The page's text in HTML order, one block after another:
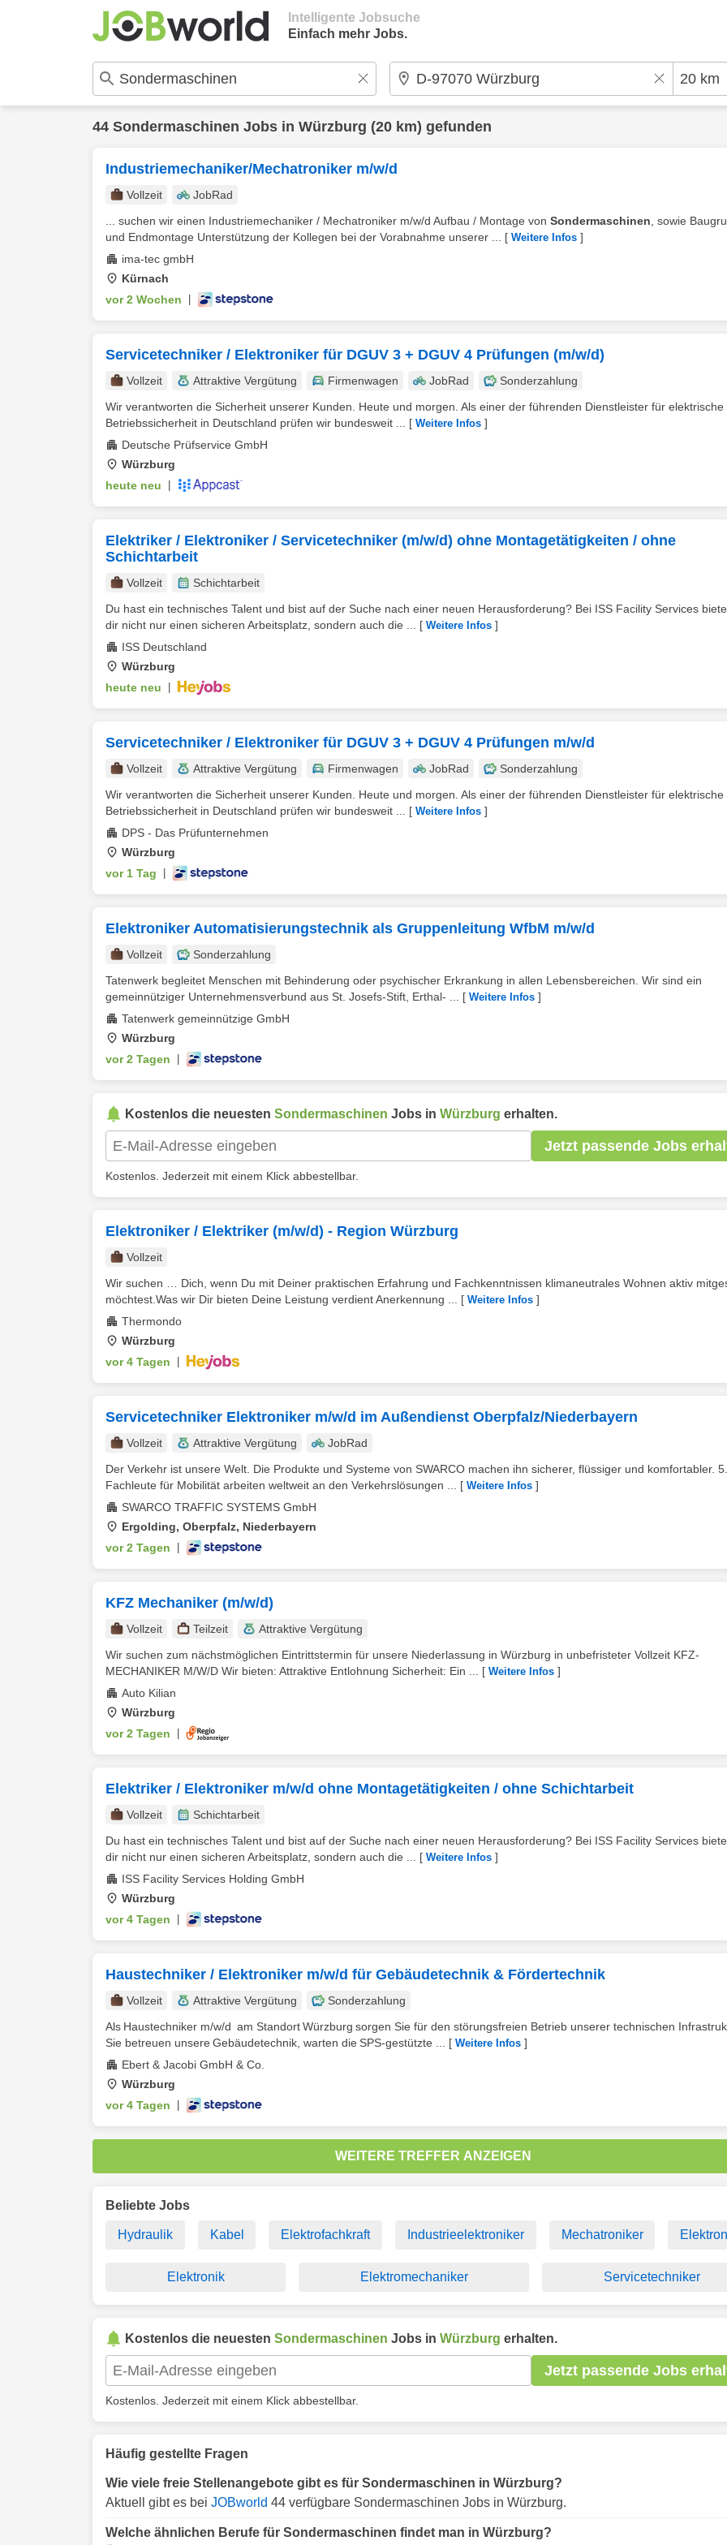
Intelligente Jobsuche
Einfach mehr Jobs.
44 Sondermaschinen Jobs in Würzburg (20 km) gefunden
Industriemechaniker/Mechatroniker m/w/d
Vollzeit
JobRad
... suchen wir einen Industriemechaniker / Mechatroniker m/w/d Aufbau / Montage von Sondermaschinen , sowie
und Endmontage Unterstützung der Kollegen bei der Vorabnahme unserer ...
[ Weitere Infos ]
ima-tec gmbH
Kürnach
vor 2 Wochen
Servicetechniker / Elektroniker für DGUV 3 + DGUV 4 Prüfungen (m/w/d)
Vollzeit Attraktive Vergütung Firmenwagen JobRad
Sonderzahlung
Wir verantworten die Sicherheit unserer Kunden. Heute und morgen. Als einer der führenden Dienstleister für elektrische
Betriebssicherheit in Deutschland prüfen wir bundesweit ...
[ Weitere Infos ]
Deutsche Prüfservice GmbH
Würzburg
heute neu
Elektriker / Elektroniker / Servicetechniker (m/w/d) ohne Montagetätigkeiten / ohne
Schichtarbeit
Vollzeit
Schichtarbeit
Du hast ein technisches Talent und bist auf der Suche nach einer neuen Herausforderung? Bei ISS Facility Services
dir nicht nur einen sicheren Arbeitsplatz, sondern auch die ...
[ Weitere Infos ]
ISS Deutschland
Würzburg
heute neu
Servicetechniker / Elektroniker für DGUV 3 + DGUV 4 Prüfungen m/w/d
Vollzeit Attraktive Vergütung Firmenwagen JobRad
Sonderzahlung
Wir verantworten die Sicherheit unserer Kunden. Heute und morgen. Als einer der führenden Dienstleister für elektrische
Betriebssicherheit in Deutschland prüfen wir bundesweit ...
[ Weitere Infos ]
DPS - Das Prüfunternehmen
Würzburg
vor 1 Tag
Elektroniker Automatisierungstechnik als Gruppenleitung WfbM m/w/d
Vollzeit
Sonderzahlung
Tatenwerk begleitet Menschen mit Behinderung oder psychischer Erkrankung in allen Lebensbereichen. Wir sind ein
gemeinnütziger Unternehmensverbund aus St. Josefs-Stift, Erthal- ...
[ Weitere Infos ]
Tatenwerk gemeinnützige GmbH
Würzburg
vor 2 Tagen
Kostenlos die neuesten Sondermaschinen Jobs in Würzburg erhalten.
Jetzt passende Jobs
Kostenlos. Jederzeit mit einem Klick abbestellbar.
Elektroniker / Elektriker (m/w/d) - Region Würzburg
Vollzeit
Wir suchen … Dich, wenn Du mit Deiner praktischen Erfahrung und Fachkenntnissen klimaneutrales Wohnen aktiv
möchtest.Was wir Dir bieten Deine Leistung verdient Anerkennung ...
[ Weitere Infos ]
Thermondo
Würzburg
vor 4 Tagen
Servicetechniker Elektroniker m/w/d im Außendienst Oberpfalz/Niederbayern
Vollzeit Attraktive Vergütung
JobRad
Der Verkehr ist unsere Welt. Die Produkte und Systeme von SWARCO machen ihn sicherer, flüssiger und komfortabler.
Fachleute für Mobilität arbeiten weltweit an den Verkehrslösungen ...
[ Weitere Infos ]
SWARCO TRAFFIC SYSTEMS GmbH
Ergolding, Oberpfalz, Niederbayern
vor 2 Tagen
KFZ Mechaniker (m/w/d)
Vollzeit Teilzeit
Attraktive Vergütung
Wir suchen zum nächstmöglichen Eintrittstermin für unsere Niederlassung in Würzburg in unbefristeter Vollzeit KFZ-
MECHANIKER M/W/D Wir bieten: Attraktive Entlohnung Sicherheit: Ein ...
[ Weitere Infos ]
Auto Kilian
Würzburg
vor 2 Tagen
Elektriker / Elektroniker m/w/d ohne Montagetätigkeiten / ohne Schichtarbeit
Vollzeit
Schichtarbeit
Du hast ein technisches Talent und bist auf der Suche nach einer neuen Herausforderung? Bei ISS Facility Services
dir nicht nur einen sicheren Arbeitsplatz, sondern auch die ...
[ Weitere Infos ]
ISS Facility Services Holding GmbH
Würzburg
vor 4 Tagen
Haustechniker / Elektroniker m/w/d für Gebäudetechnik & Fördertechnik
Vollzeit Attraktive Vergütung
Sonderzahlung
Als Haustechniker m/w/d am Standort Würzburg sorgen Sie für den störungsfreien Betrieb unserer technischen
Sie betreuen unsere Gebäudetechnik, warten die SPS-gestützte ...
[ Weitere Infos ]
Ebert & Jacobi GmbH & Co.
Würzburg
vor 4 Tagen
WEITERE TREFFER ANZEIGEN
Beliebte Jobs
Hydraulik Kabel Elektrofachkraft Industrieelektroniker Mechatroniker
Elektronik Elektromechaniker Servicetechniker
Kostenlos die neuesten Sondermaschinen Jobs in Würzburg erhalten.
Jetzt passende Jobs
Kostenlos. Jederzeit mit einem Klick abbestellbar.
Häufig gestellte Fragen
Wie viele freie Stellenangebote gibt es für Sondermaschinen in Würzburg?
Aktuell gibt es bei JOBworld 44 verfügbare Sondermaschinen Jobs in Würzburg.
Welche ähnlichen Berufe für Sondermaschinen findet man in Würzburg?